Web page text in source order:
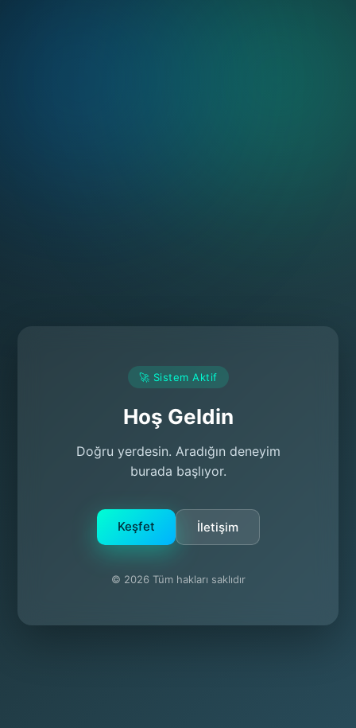
🚀 Sistem Aktif
Hoş Geldin
Doğru yerdesin. Aradığın deneyim
burada başlıyor.
Keşfet İletişim
© 2026 Tüm hakları saklıdır